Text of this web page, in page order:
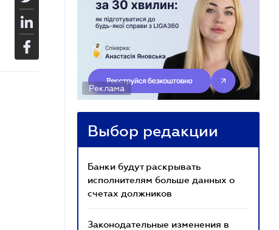
Реклама
Выбор редакции
Банки будут раскрывать
исполнителям больше данных о
счетах должников
Законодательные изменения в